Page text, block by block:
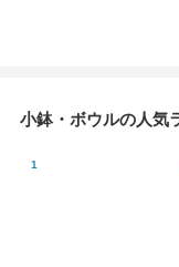
小鉢・ボウルの人気